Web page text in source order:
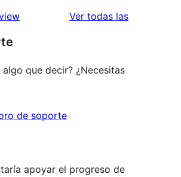
Ver todas las
algo que decir? ¿Necesitas
de soporte
apoyar el progreso de